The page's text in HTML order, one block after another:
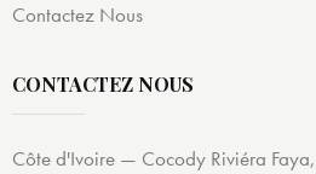
Contactez Nous
CONTACTEZ NOUS
Côte d'Ivoire — Cocody Riviéra